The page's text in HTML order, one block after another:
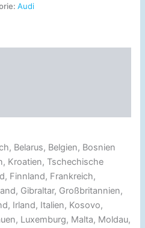
Audi
Belarus, Belgien, Bosnien
Kroatien, Tschechische
Finnland, Frankreich,
Gibraltar, Großbritannien,
Irland, Italien, Kosovo,
Luxemburg, Malta, Moldau,